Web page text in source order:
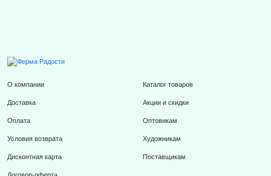
О компании
Доставка
Оплата
Условия возврата
Дисконтная карта
Каталог товаров
Акции и скидки
Оптовикам
Художникам
Поставщикам